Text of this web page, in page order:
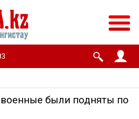
военные были подняты по